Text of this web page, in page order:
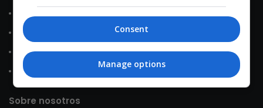
Contacto
Política de Privacidad
Política de Cookies
Sobre nosotros
Consent
Manage options